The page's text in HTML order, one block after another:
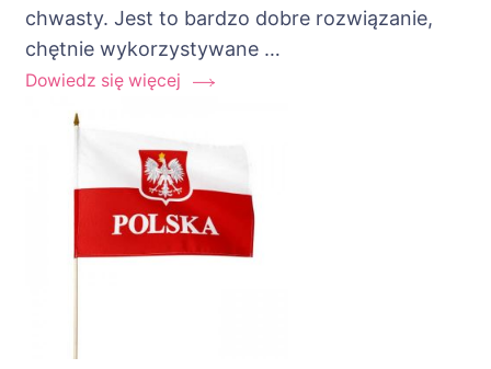
chwasty. Jest to bardzo dobre rozwiązanie,
chętnie wykorzystywane …
Dowiedz się więcej